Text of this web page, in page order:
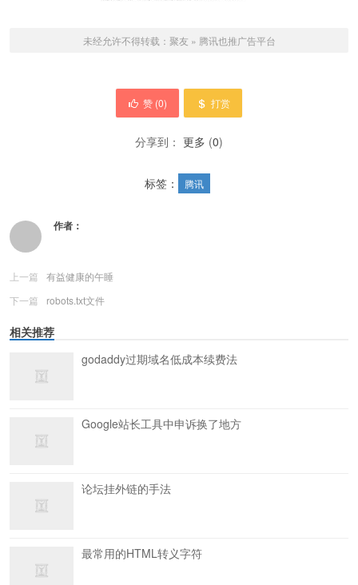
未经允许不得转载： 聚友 » 腾讯也推广告平台
赞 (0) 打赏
分享到： 更多 (0)
标签： 腾讯
作者：
上一篇
有益健康的午睡
下一篇
robots.txt文件
相关推荐
godaddy过期域名低成本续费法
Google站长工具中申诉换了地方
论坛挂外链的手法
最常用的HTML转义字符